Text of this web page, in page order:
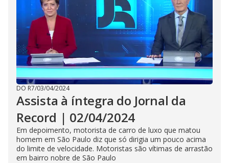
DO R7/03/04/2024
Assista à íntegra do Jornal da
Record | 02/04/2024
Em depoimento, motorista de carro de luxo que matou
homem em São Paulo diz que só dirigia um pouco acima
do limite de velocidade. Motoristas são vítimas de arrastão
em bairro nobre de São Paulo